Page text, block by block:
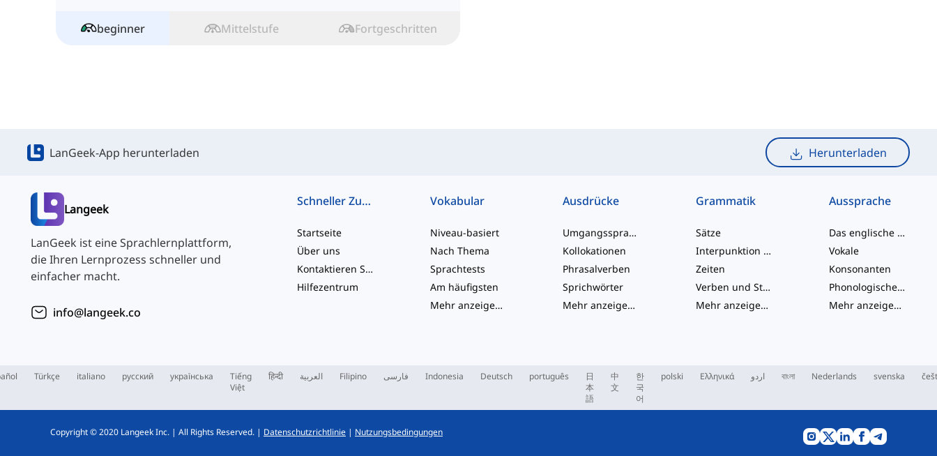
beginner
Mittelstufe Fortgeschritten
LanGeek-App herunterladen Herunterladen
Langeek
LanGeek ist eine Sprachlernplattform,
die Ihren Lernprozess schneller und
einfacher macht.
info@langeek.co
Schneller Zugriff
Startseite
Über uns
Kontaktieren Sie uns
Hilfezentrum
Vokabular
Niveau-basiert
Nach Thema
Sprachtests
Am häufigsten
Mehr anzeigen...
Ausdrücke
Umgangssprache-Wörter
Kollokationen
Phrasalverben
Sprichwörter
Mehr anzeigen...
Grammatik
Sätze
Interpunktion und Rechtschreibung
Zeiten
Verben und Stimmen
Mehr anzeigen...
Aussprache
Das englische Alphabet
Vokale
Konsonanten
Phonologische Konzepte
Mehr anzeigen...
Türkçe italiano русский українська
Tiếng
Việt
हिन्दी العربية Filipino فارسی Indonesia Deutsch português
日
本
語
中
文
한
국
어
polski Ελληνικά اردو বাংলা Nederlands svenska
Copyright © 2020 Langeek Inc. | All Rights Reserved. | Datenschutzrichtlinie | Nutzungsbedingungen